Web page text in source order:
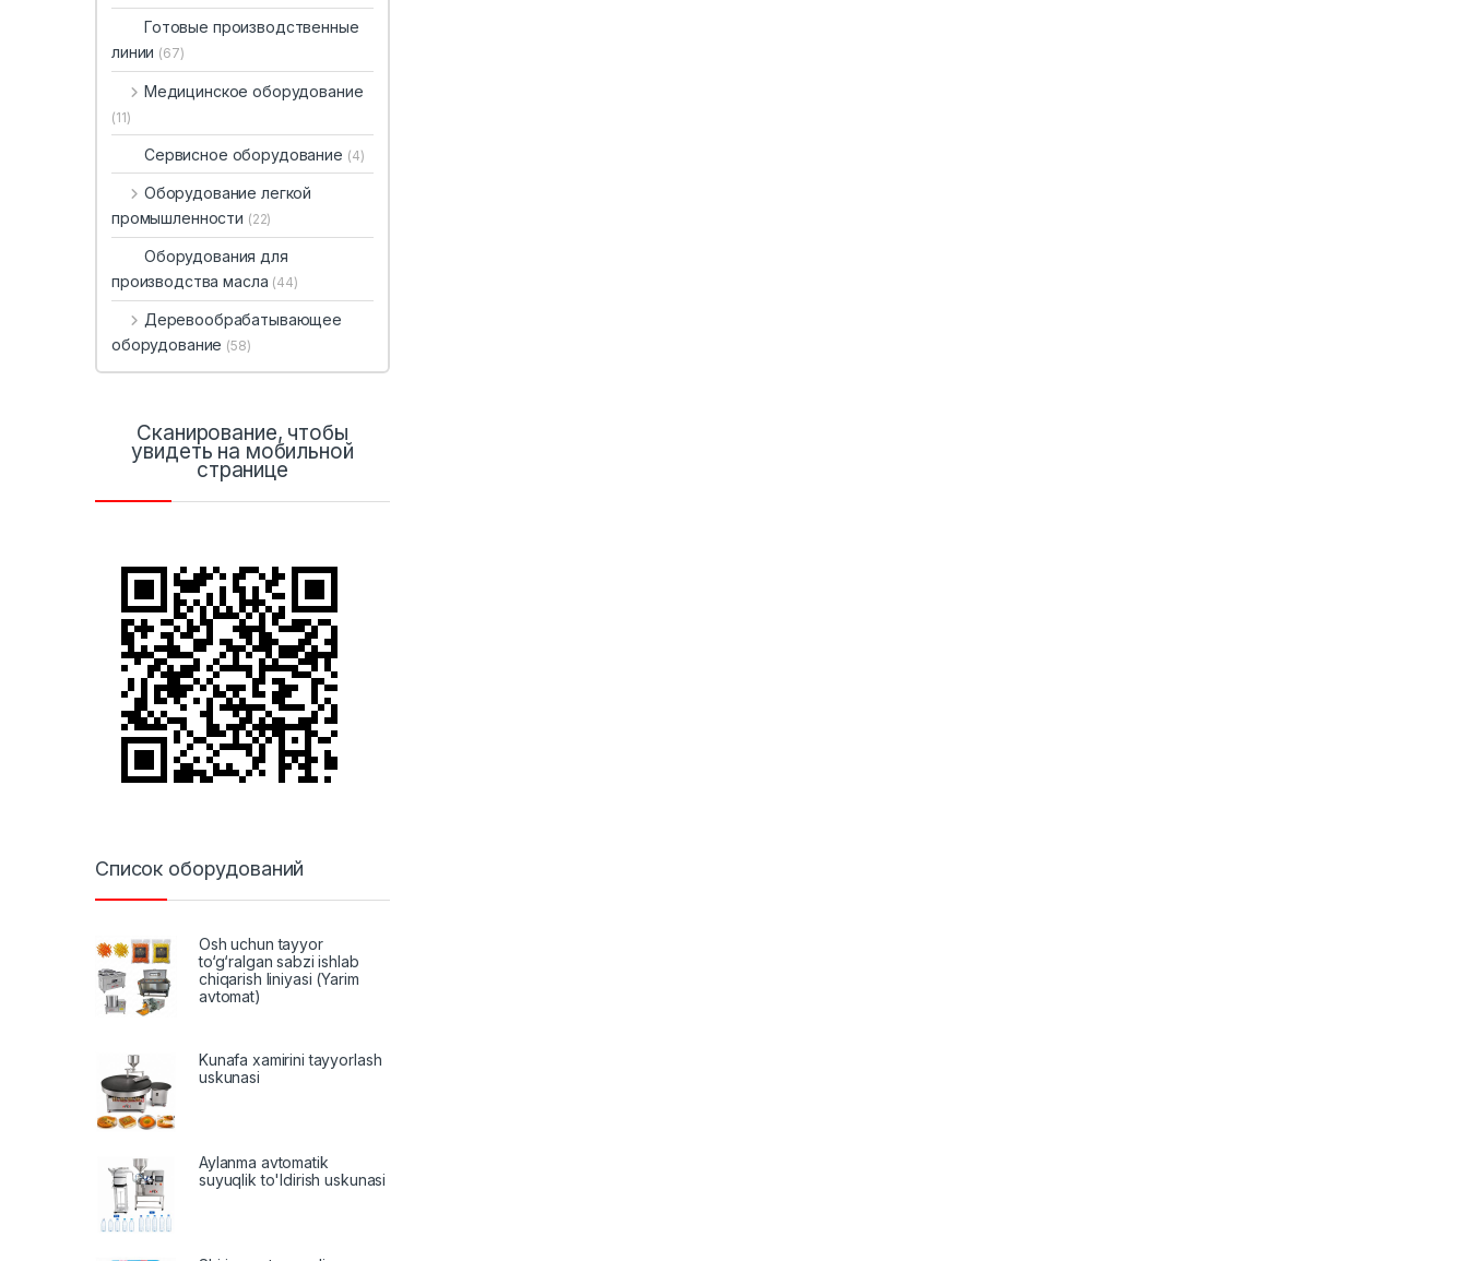
Готовые производственные
линии (67)
Медицинское оборудование
(11)
Сервисное оборудование (4)
Оборудование легкой
промышленности (22)
Оборудования для
производства масла (44)
Деревообрабатывающее
оборудование (58)
Сканирование, чтобы
увидеть на мобильной
странице
Список оборудований
Osh uchun tayyor
to‘g‘ralgan sabzi ishlab
chiqarish liniyasi (Yarim
avtomat)
Kunafa xamirini tayyorlash
uskunasi
Aylanma avtomatik
suyuqlik to'ldirish uskunasi